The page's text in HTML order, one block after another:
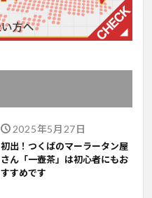
2025年5月27日
初出！つくばのマーラータン屋
さん「一壺茶」は初心者にもお
すすめです